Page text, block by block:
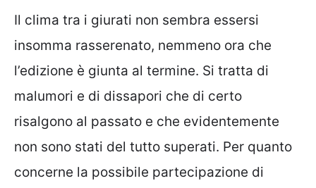
Il clima tra i giurati non sembra essersi
insomma rasserenato, nemmeno ora che
l’edizione è giunta al termine. Si tratta di
malumori e di dissapori che di certo
risalgono al passato e che evidentemente
non sono stati del tutto superati. Per quanto
concerne la possibile partecipazione di